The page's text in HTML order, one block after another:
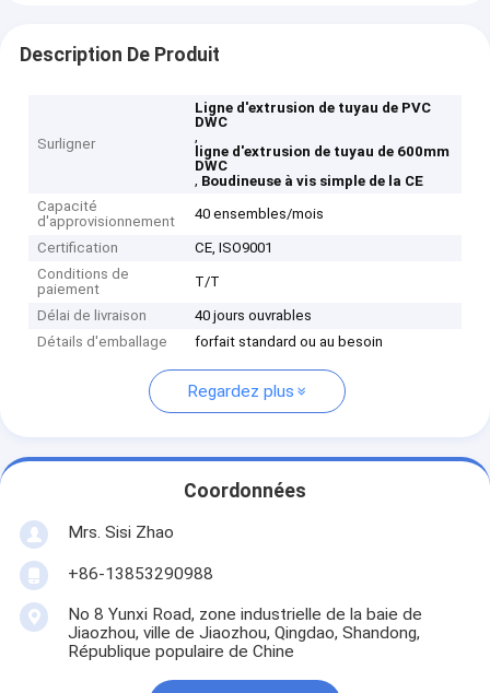
Description De Produit
Surligner
Ligne d'extrusion de tuyau de PVC
DWC
,
ligne d'extrusion de tuyau de 600mm
DWC
, Boudineuse à vis simple de la CE
Capacité
d'approvisionnement
40 ensembles/mois
Certification
CE, ISO9001
Conditions de
paiement
T/T
Délai de livraison
40 jours ouvrables
Détails d'emballage
forfait standard ou au besoin
Regardez plus
Coordonnées
Mrs. Sisi Zhao
+86-13853290988
No 8 Yunxi Road, zone industrielle de la baie de
Jiaozhou, ville de Jiaozhou, Qingdao, Shandong,
République populaire de Chine